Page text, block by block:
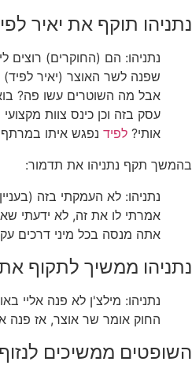
נתניהו תוקף את יאיר
נתניהו: הם (החוקרים) רוצים
שפנה לשר האוצר (יאיר לפיד)
אבל מה השוטרים עשו פה?
עסק בזה וכן כינס צוות
אותי? לפיד נפגש איתו
בהמשך תקף נתניהו את תדמור:
נתניהו: לא העמקתי בזה
אתה מנסה בכל מיני דרכים
נתניהו ממשיך לתקוף את
נתניהו: מילצ'ן לא פנה אליי
החוק אומר שר אוצר, אז פנה
השופטים ממשיכים